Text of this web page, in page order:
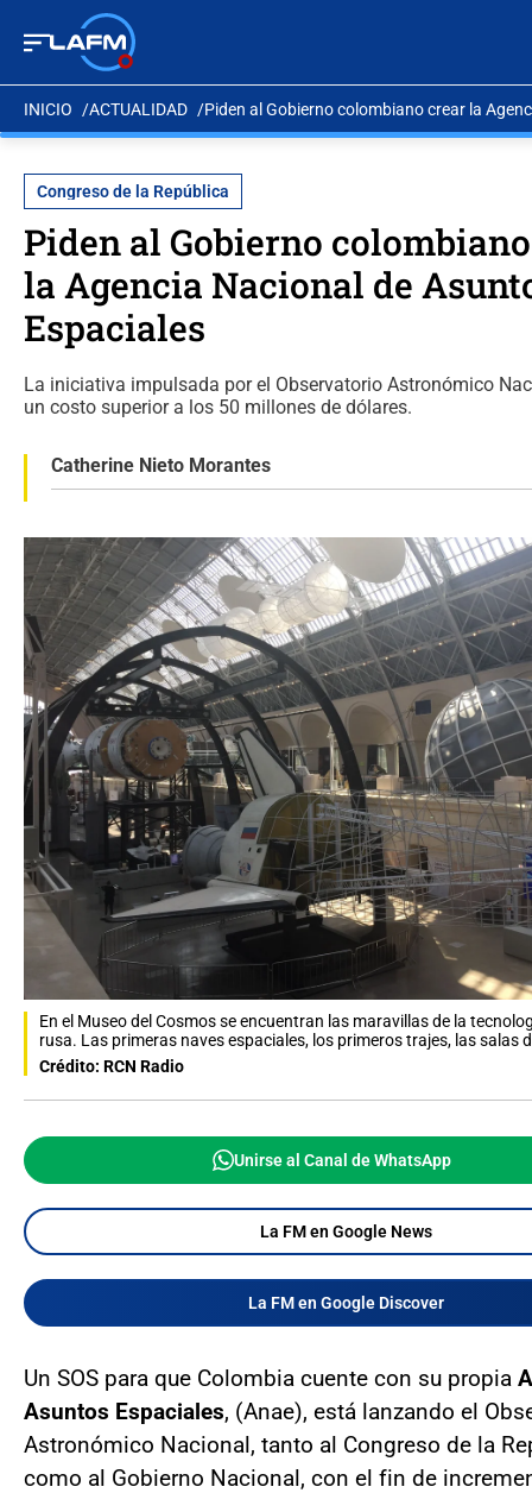
INICIO ACTUALIDAD Piden al Gobierno colombiano crear la
Congreso de la República
Piden al Gobierno
la Agencia Nacional de
Espaciales
La iniciativa impulsada por el Observatorio Astronómico
un costo superior a los 50 millones de dólares.
Catherine Nieto Morantes
En el Museo del Cosmos se encuentran las maravillas de la
rusa. Las primeras naves espaciales, los primeros trajes, las salas
Crédito: RCN Radio
Unirse al Canal de WhatsApp
La FM en Google News
La FM en Google Discover
Un SOS para que Colombia cuente con su propia
Asuntos Espaciales, (Anae), está lanzando el
Astronómico Nacional, tanto al Congreso de la
como al Gobierno Nacional, con el fin de